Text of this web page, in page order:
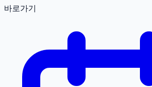
바로가기